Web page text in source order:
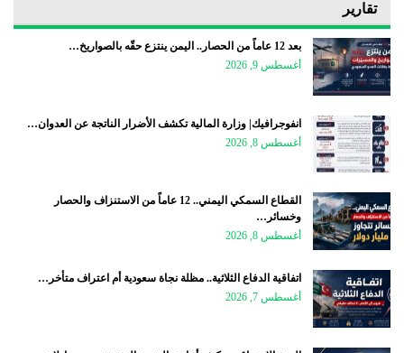
تقارير
بعد 12 عاماً من الحصار.. اليمن ينتزع حقّه بالصواريخ…
أغسطس 9, 2026
انفوجرافيك| وزارة المالية تكشف الأضرار الناتجة عن العدوان…
أغسطس 8, 2026
القطاع السمكي اليمني.. 12 عاماً من الاستنزاف والحصار
وخسائر…
أغسطس 8, 2026
اتفاقية الدفاع الثلاثية.. مظلة نجاة سعودية أم اعتراف متأخر…
أغسطس 7, 2026